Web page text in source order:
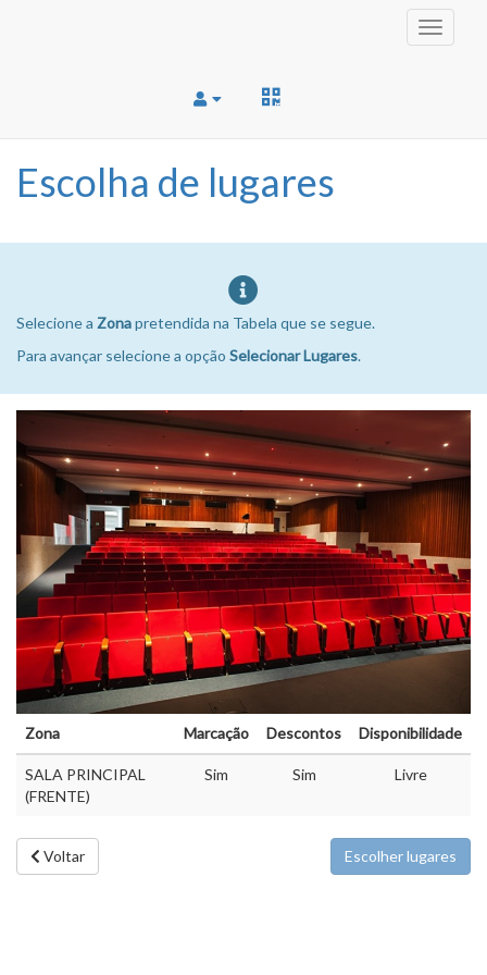
Toggle
Escolha de lugares
Selecione a Zonapretendida na Tabela que se segue.
Para avançar selecione a opção Selecionar Lugares.
Zona Marcação Descontos Disponibilidade
SALA PRINCIPAL
(FRENTE)
Sim Sim Livre
Voltar Escolher lugares